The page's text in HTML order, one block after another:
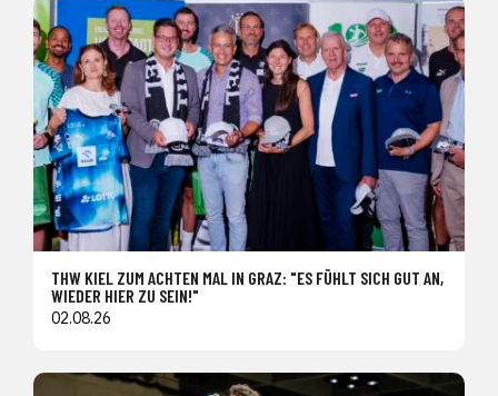
THW KIEL ZUM ACHTEN MAL IN GRAZ: "ES FÜHLT SICH GUT AN,
WIEDER HIER ZU SEIN!"
02.08.26